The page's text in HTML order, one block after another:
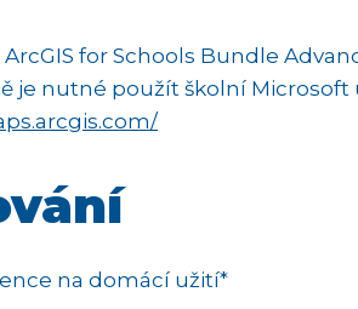
for Schools Bundle
je nutné použít školní Microsoft
na domácí užití*